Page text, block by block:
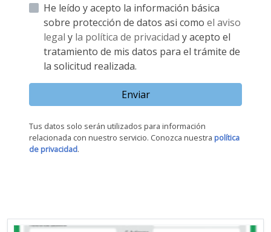
He leído y acepto la información básica
sobre protección de datos asi como el aviso
legal y la política de privacidad y acepto el
tratamiento de mis datos para el trámite de
la solicitud realizada.
Enviar
Tus datos solo serán utilizados para información
relacionada con nuestro servicio. Conozca nuestra política
de privacidad.